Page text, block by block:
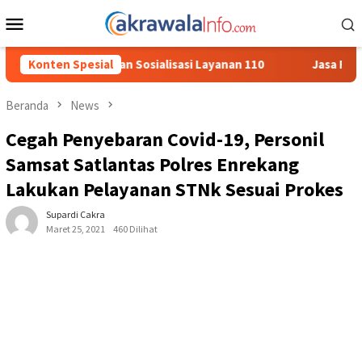
ke
Mobile
Konten Spesial
Layanan 110 Jasa Raharja Serahkan Santunan
Beranda News
Cegah Penyebaran Covid-19, Personil
Samsat Satlantas Polres Enrekang
Lakukan Pelayanan STNk Sesuai Prokes
Supardi Cakra
Maret 25, 2021
460 Dilihat